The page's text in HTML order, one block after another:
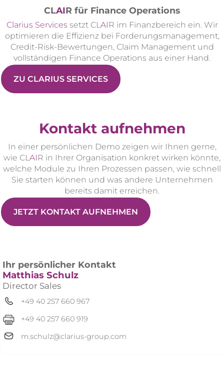
CLAIR für Finance Operations
Clarius Services setzt CLAI R im Finanzbereich ein. Wir
optimieren die Effizienz bei Forderungsmanagement,
Credit-Risk-Bewertungen, Claim Management und
vollständigen Finance Operations aus einer Hand.
ZU CLARIUS SERVICES
Kontakt aufnehmen
In einer persönlichen Demo zeigen wir Ihnen gerne,
wie CLAI R in Ihrer Organisation konkret wirken könnte,
welche Module zu Ihren Prozessen passen, wie schnell
Sie starten können und was andere Unternehmen
bereits damit erreichen.
JETZT KONTAKT AUFNEHMEN
Ihr persönlicher Kontakt
Matthias Schulz
Director Sales
+49 40 257 660 967
+49 40 257 660 919
m.schulz@clarius-group.com